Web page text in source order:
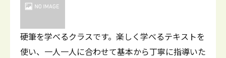
硬筆を学べるクラスです。楽しく学べるテキストを
使い、一人一人に合わせて基本から丁寧に指導いた